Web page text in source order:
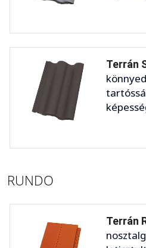
Terrán
RUNDO
Terrán